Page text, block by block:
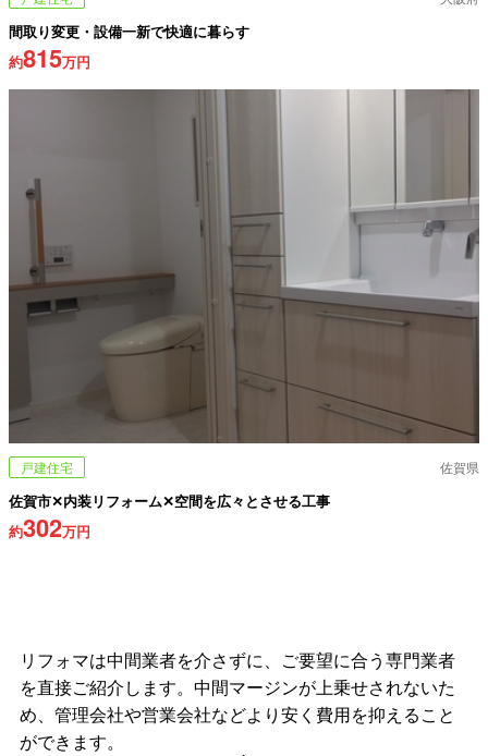
間取り変更・設備一新で快適に暮らす
約815万円
戸建住宅 佐賀県
佐賀市✕内装リフォーム✕空間を広々とさせる工事
約302万円
リフォマは中間業者を介さずに、ご要望に合う専門業者
を直接ご紹介します。中間マージンが上乗せされないた
め、管理会社や営業会社などより安く費用を抑えること
ができます。